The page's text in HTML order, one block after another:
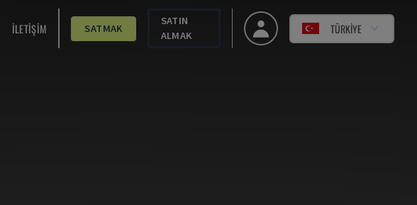
İLETIŞIM SATMAK
SATIN
ALMAK
TÜRKIYE